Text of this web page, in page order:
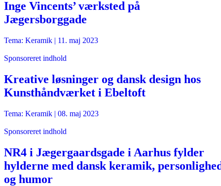
Inge Vincents’ værksted på
Jægersborggade
Tema: Keramik | 11. maj 2023
Sponsoreret indhold
Kreative løsninger og dansk design hos
Kunsthåndværket i Ebeltoft
Tema: Keramik | 08. maj 2023
Sponsoreret indhold
NR4 i Jægergaardsgade i Aarhus fylder
hylderne med dansk keramik,
og humor